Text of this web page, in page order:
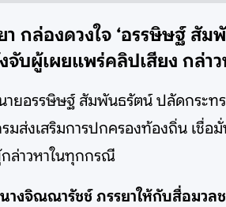
า กล่องดวงใจ ‘อรรษิษฐ์
บผู้เผยแพร่คลิปเสียง กล่า
ายอรรษิษฐ์ สัมพันธรัตน์ ปลัดกระท
มส่งเสริมการปกครองท้องถิ่น เชื่
ล่าวหาในทุกกรณี
างจิณณารัชช์ ภรรยาให้กับสื่อม